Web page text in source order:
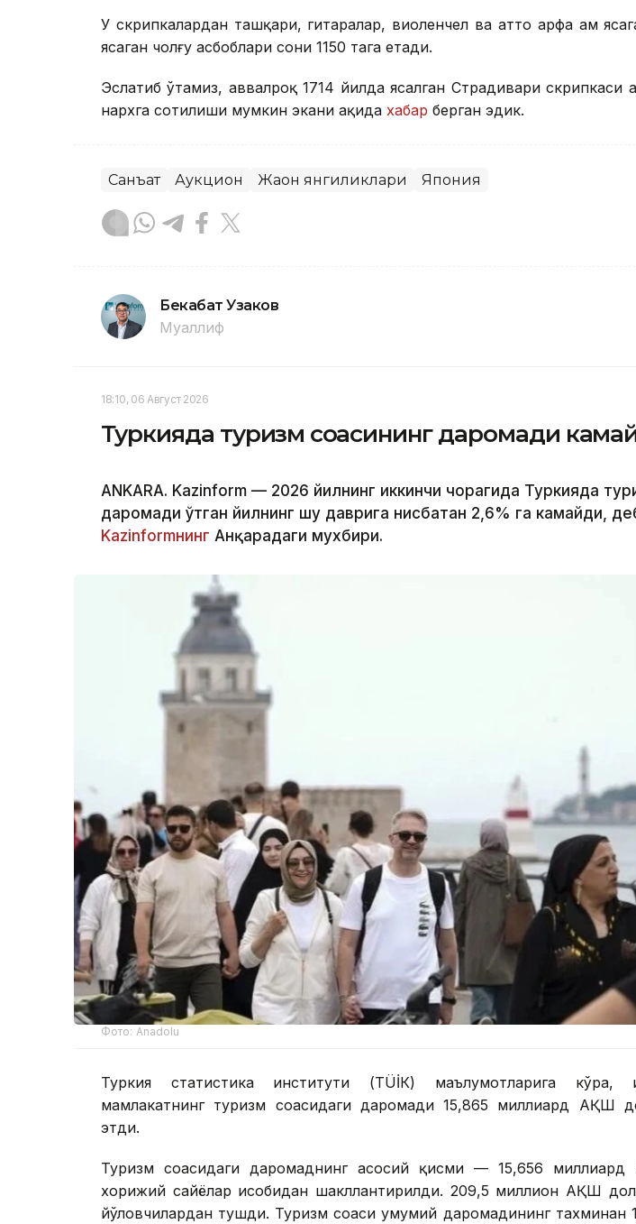
У скрипкалардан ташқари, гитаралар, виоленчел ва ҳатто арфа ҳам
ясаган чолғу асбоблари сони 1150 тага етади.
Эслатиб ўтамиз, аввалроқ 1714 йилда ясалган Страдивари скрипкаси
нархга сотилиши мумкин экани ҳақида хабар берган эдик.
Санъат Аукцион Жаҳон янгиликлари Япония
Бекабат Узаков
Муаллиф
18:10, 06 Август 2026
Туркияда туризм соҳасининг даромади
ANKARA. Kazinform — 2026 йилнинг иккинчи чорагида Туркияда
даромади ўтган йилнинг шу даврига нисбатан 2,6% га камайди,
Kazinformнинг Анқарадаги мухбири.
Фото: Anadolu
Туркия статистика институти (ТÜİК) маълумотларига кўра,
мамлакатнинг туризм соҳасидаги даромади 15,865 миллиард АҚШ
этди.
Туризм соҳасидаги даромаднинг асосий қисми — 15,656
хорижий сайёҳлар ҳисобидан шакллантирилди. 209,5 миллион АҚШ
йўловчилардан тушди. Туризм соҳаси умумий даромадининг тахминан